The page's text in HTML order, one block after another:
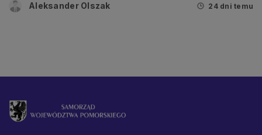
Aleksander Olszak 24 dni temu